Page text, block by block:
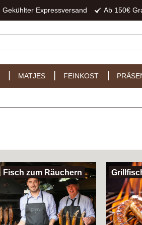
Gekühlter Expressversand Ab 150€
MATJES FEINKOST
Fisch zum Räuchern